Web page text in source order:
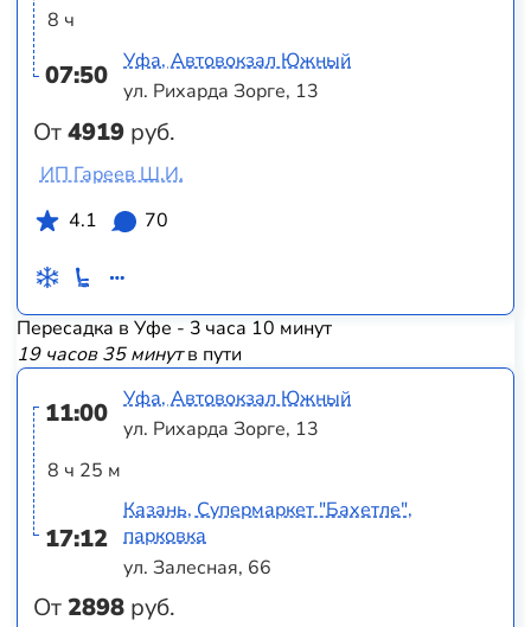
8 ч
07:50
От4919 руб.
Уфа, Автовокзал Южный
ул. Рихарда Зорге, 13
ИП Гареев Ш.И.
4.1
70
Пересадка в Уфе - 3 часа 10 минут
19 часов 35 минутв пути
11:00
8 ч 25 м
17:12
От2898 руб.
Уфа, Автовокзал Южный
ул. Рихарда Зорге, 13
Казань, Супермаркет "Бахетле",
парковка
ул. Залесная, 66